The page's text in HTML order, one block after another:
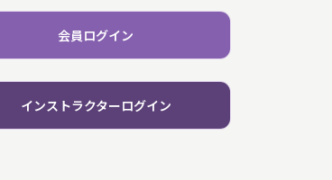
会員ログイン
インストラクターログイン